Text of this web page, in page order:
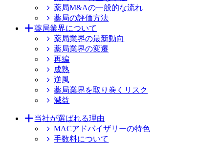
薬局M&Aの一般的な流れ
薬局の評価方法
薬局業界について
薬局業界の最新動向
薬局業界の変遷
再編
成熟
逆風
薬局業界を取り巻くリスク
減益
当社が選ばれる理由
MACアドバイザリーの特色
手数料について